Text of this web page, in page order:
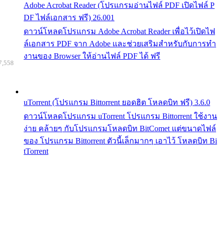
Adobe Acrobat Reader (โปรแกรมอ่านไฟล์ PDF เปิดไฟล์ P
DF ไฟล์เอกสาร ฟรี) 26.001
ดาวน์โหลดโปรแกรม Adobe Acrobat Reader เพื่อไว้เปิดไฟ
ล์เอกสาร PDF จาก Adobe และช่วยเสริมสำหรับกับการทำ
งานของ Browser ให้อ่านไฟล์ PDF ได้ ฟรี
uTorrent (โปรแกรม Bittorrent ยอดฮิต โหลดบิท ฟรี) 3.6.0
ดาวน์โหลดโปรแกรม uTorrent โปรแกรม Bittorrent ใช้งาน
ง่าย คล้ายๆ กับโปรแกรมโหลดบิท BitComet แต่ขนาดไฟล์
ของ โปรแกรม Bittorrent ตัวนี้เล็กมากๆ เอาไว้ โหลดบิท Bi
tTorrent